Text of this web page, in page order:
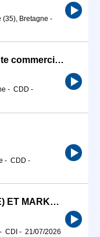
(35), Bretagne -
Assistant commercial / Assistante commerciale (H/F)
- CDD -
- CDD -
ASSISTANT(E) COMMERCIAL(E) ET MARKETING (H/F)
- CDI - 21/07/2026